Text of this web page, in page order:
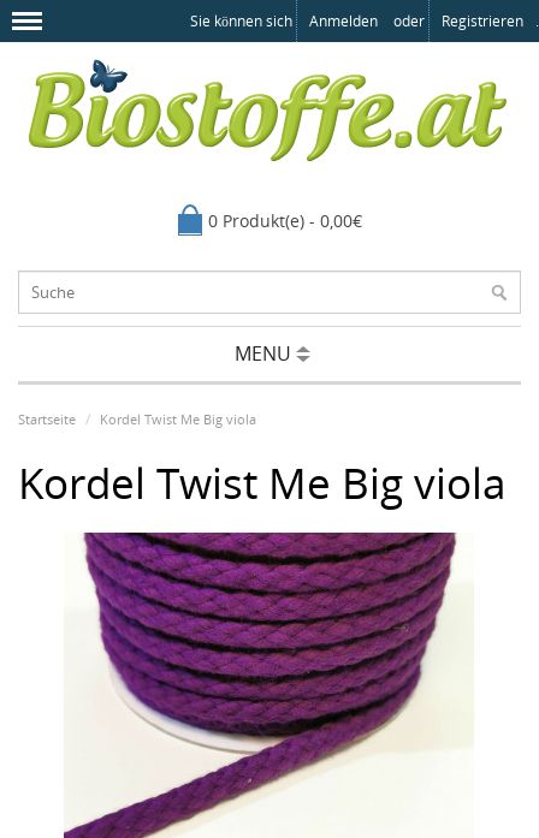
Sie können sich Anmelden oder Registrieren .
0 Produkt(e) - 0,00€
MENU
Startseite Kordel Twist Me Big viola
Kordel Twist Me Big viola